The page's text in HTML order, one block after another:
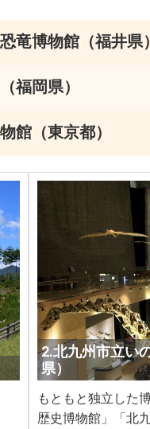
竜博物館（福井県）
福岡県）
館（東京都）
2.北九州市立い
県）
もともと独立した
歴史博物館」「北